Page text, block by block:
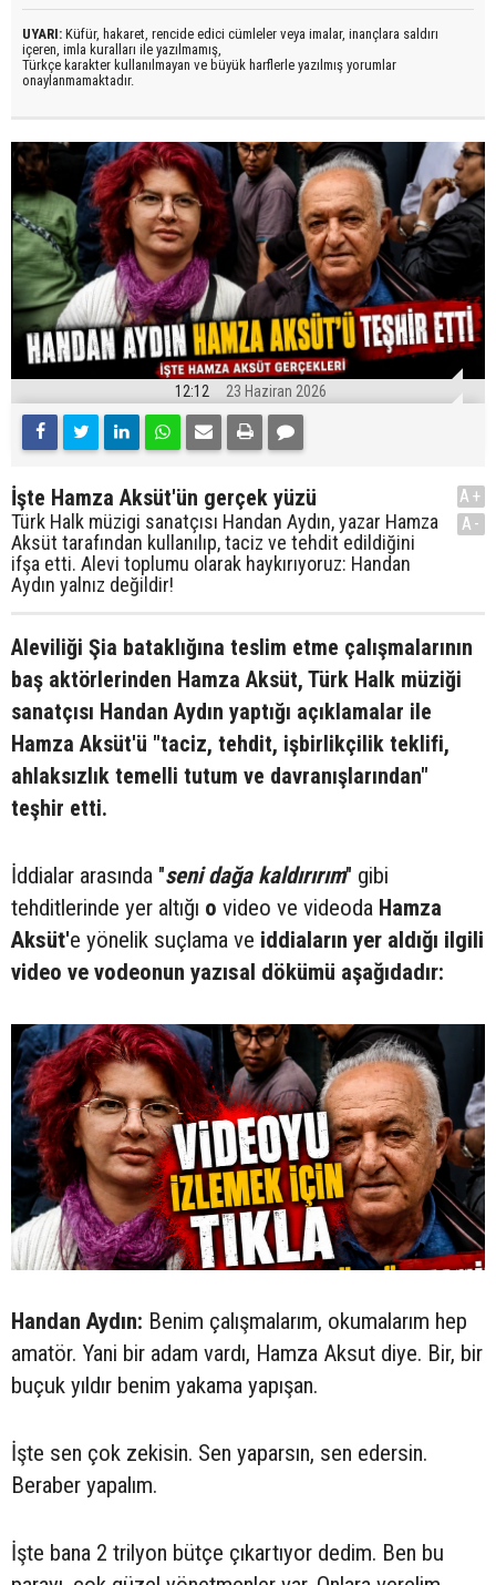
UYARI: Küfür, hakaret, rencide edici cümleler veya imalar, inançlara saldırı
içeren, imla kuralları ile yazılmamış,
Türkçe karakter kullanılmayan ve büyük harflerle yazılmış yorumlar
onaylanmamaktadır.
12:12 23 Haziran 2026
İşte Hamza Aksüt'ün gerçek yüzü
Türk Halk müzigi sanatçısı Handan Aydın, yazar Hamza
Aksüt tarafından kullanılıp, taciz ve tehdit edildiğini
ifşa etti. Alevi toplumu olarak haykırıyoruz: Handan
Aydın yalnız değildir!
A+
A-
Aleviliği Şia bataklığına teslim etme çalışmalarının
baş aktörlerinden Hamza Aksüt, Türk Halk müziği
sanatçısı Handan Aydın yaptığı açıklamalar ile
Hamza Aksüt'ü "taciz, tehdit, işbirlikçilik teklifi,
ahlaksızlık temelli tutum ve davranışlarından"
teşhir etti.
İddialar arasında "seni dağa kaldırırım" gibi
tehditlerinde yer altığı o video ve videoda Hamza
Aksüt'e yönelik suçlama ve iddiaların yer aldığı ilgili
video ve vodeonun yazısal dökümü aşağıdadır:
Handan Aydın: Benim çalışmalarım, okumalarım hep
amatör. Yani bir adam vardı, Hamza Aksut diye. Bir, bir
buçuk yıldır benim yakama yapışan.
İşte sen çok zekisin. Sen yaparsın, sen edersin.
Beraber yapalım.
İşte bana 2 trilyon bütçe çıkartıyor dedim. Ben bu